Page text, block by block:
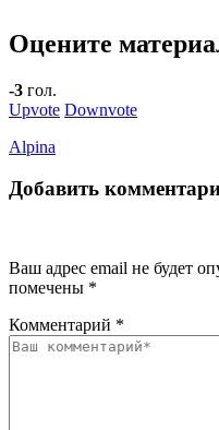
Оцените
-3 гол.
Upvote Downvote
Alpina
Добавить
Ваш адрес email не будет
помечены *
Комментарий *